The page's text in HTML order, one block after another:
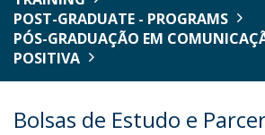
POST-GRADUATE - PROGRAMS
PÓS-GRADUAÇÃO EM
POSITIVA
Bolsas de Estudo e